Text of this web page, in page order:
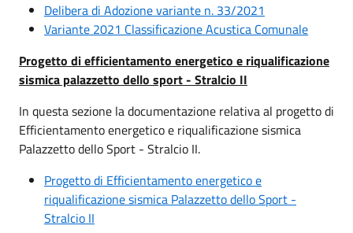
Delibera di Adozione variante n. 33/2021
Variante 2021 Classificazione Acustica Comunale
Progetto di efficientamento energetico e riqualificazione
sismica palazzetto dello sport - Stralcio II
In questa sezione la documentazione relativa al progetto di
Efficientamento energetico e riqualificazione sismica
Palazzetto dello Sport - Stralcio II.
Progetto di Efficientamento energetico e
riqualificazione sismica Palazzetto dello Sport -
Stralcio II